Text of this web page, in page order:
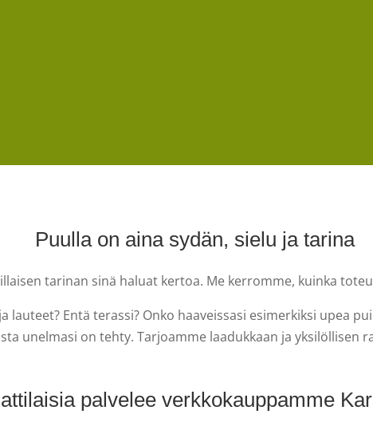
Puulla on aina sydän, sielu ja tarina
tarinan sinä haluat kertoa. Me kerromme, kuinka
lauteet? Entä terassi? Onko haaveissasi esimerkiksi upea
unelmasi on tehty. Tarjoamme laadukkaan ja yksilöllisen
palvelee verkkokauppamme